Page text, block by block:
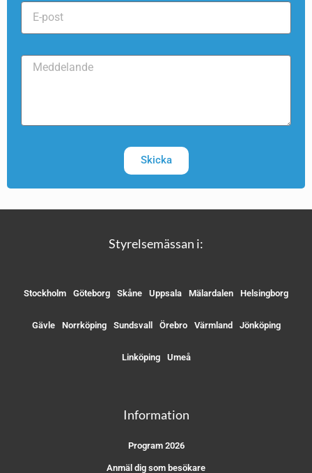
Skicka
Styrelsemässan i:
Stockholm Göteborg Skåne Uppsala Mälardalen Helsingborg
Gävle Norrköping Sundsvall Örebro Värmland Jönköping
Linköping Umeå
Information
Program 2026
Anmäl dig som besökare